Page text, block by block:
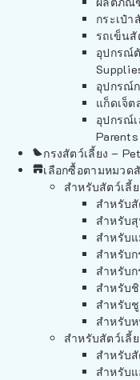
กระเป๋า
รถเข็นสั
อุปกรณ์
อุปกรณ์
แก็ดเจ็
อุปกรณ์
Parents
กรงสัตว์เลี้ยง –
เลือกซื้อตามหมวด
สำหรับสัตว์เลี้
สำหรับ
สำหรับ
สำหรับ
สำหรับ
สำหรับ
สำหรับ
สำหรับ
สำหรับ
สำหรับสัตว์เลี้
สำหรับ
สำหรับ